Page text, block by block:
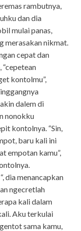
rambutnya,
dan dia
mulai panas,
merasakan nikmat.
cepat dan
“cepetean
kontolmu”,
dalem di
nonokku
kontolnya. “Sin,
baru kali ini
empotan kamu”,
dia menancapkan
ngecretlah
kali dalam
Aku terkulai
sama kamu,